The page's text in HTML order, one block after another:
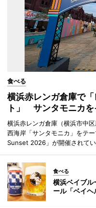
食べる
横浜赤レンガ倉庫で
ト」 サンタモニカ
横浜赤レンガ倉庫（横浜市中
西海岸「サンタモニカ」をテ
Sunset 2026」が開催されてい
食べる
横浜ベイブ
ール「ベイヘ